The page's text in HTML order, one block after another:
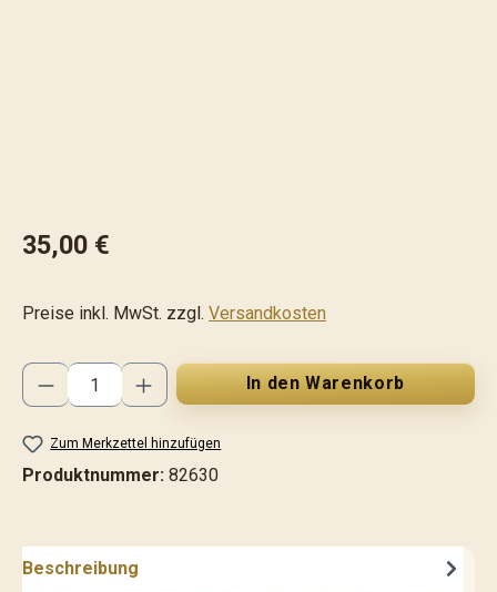
35,00 €
Preise inkl. MwSt. zzgl. Versandkosten
Produkt Anzahl: Gib den gewünschten Wert
In den Warenkorb
Zum Merkzettel hinzufügen
Produktnummer: 82630
Beschreibung